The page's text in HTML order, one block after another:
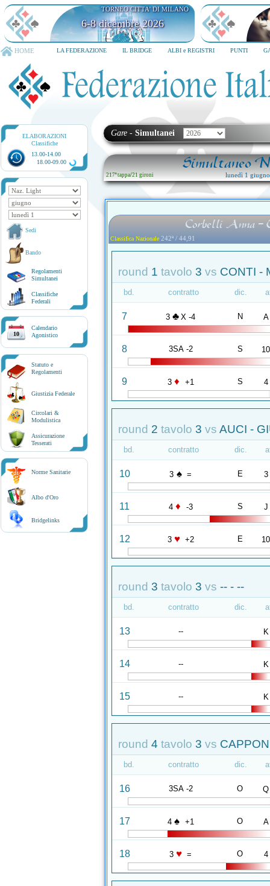
TORNEO CITTA' DI MILANO
6-8 dicembre 2026
HOME LA FEDERAZIONE IL BRIDGE ALBI e REGISTRI PUNTI
ELABORAZIONI
Classifiche
13.00-14.00
18.00-09.00
Sedi
Bando
Regolamenti
Simultanei
Classifiche
Federali
10
Calendario
Agonistico
Statuto e
Regolamenti
Giustizia Federale
Circolari &
Modulistica
Assicurazione
Tesserati
Norme Sanitarie
Albo d'Oro
Bridgelinks
Gare - Simultanei
Simultaneo
217ª tappa/21 gironi lunedì 1
Corbelli Anna -
Classifica Nazionale 242ª / 44,91
round 1 tavolo 3 vs CONTI -
bd. contratto dic.
7 3 ♣ X -4 N A
8 3SA -2 S 10
9 3 ♦ +1 S 4
round 2 tavolo 3 vs AUCI -
bd. contratto dic.
10 3 ♠ = E 3
11 4 ♦ -3 S J
12 3 ♥ +2 E 10
round 3 tavolo 3 vs -- - --
bd. contratto dic.
13 -- K
14 -- K
15 -- K
round 4 tavolo 3 vs
bd. contratto dic.
16 3SA -2 O Q
17 4 ♠ +1 O A
18 3 ♥ = O 4